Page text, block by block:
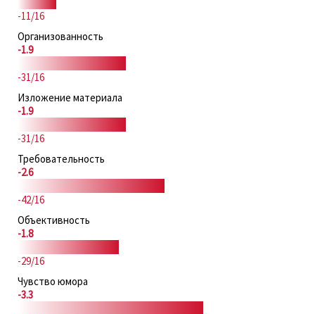
-11/16
Организованность
-1.9
-31/16
Изложение материала
-1.9
-31/16
Требовательность
-2.6
-42/16
Объективность
-1.8
-29/16
Чувство юмора
-3.3